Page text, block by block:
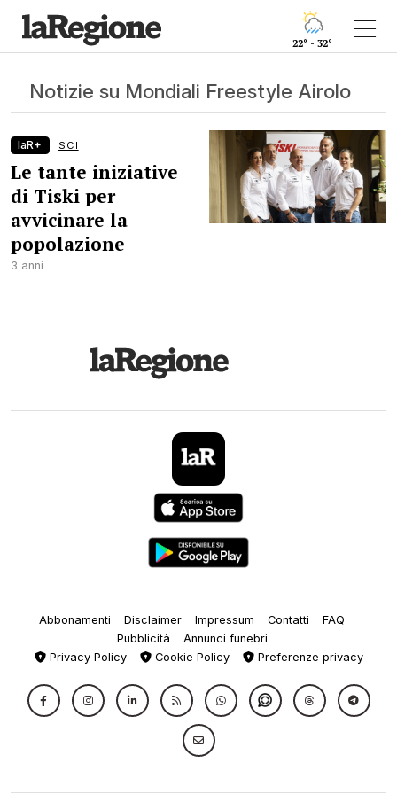
22° - 32°
Notizie su Mondiali Freestyle Airolo
laR+ SCI
Le tante iniziative
di Tiski per
avvicinare la
popolazione
3 anni
Abbonamenti Disclaimer Impressum Contatti
FAQ
Pubblicità
Annunci funebri
Privacy Policy
Cookie Policy Preferenze privacy